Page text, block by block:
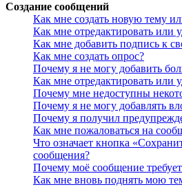
Создание сообщений
Как мне создать новую тему
Как мне отредактировать или
Как мне добавить подпись к
Как мне создать опрос?
Почему я не могу добавить
Как мне отредактировать или
Почему мне недоступны
Почему я не могу добавлять
Почему я получил
Как мне пожаловаться на
Что означает кнопка
сообщения?
Почему моё сообщение
Как мне вновь поднять мою